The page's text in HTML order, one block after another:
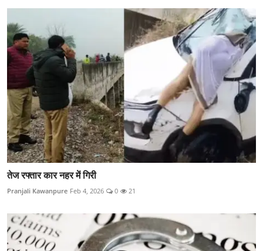
तेज रफ्तार कार नहर में गिरी
Pranjali Kawanpure Feb 4, 2026 0 21